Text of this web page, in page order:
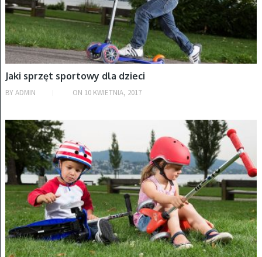
Jaki sprzęt sportowy dla dzieci
BY ADMIN ON 10 KWIETNIA, 2017
HULAJNOGI